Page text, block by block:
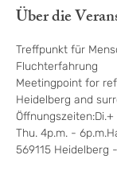
Über die
Treffpunkt für
Fluchterfahrung
Meetingpoint for
Heidelberg and
Thu. 4p.m. -
569115 Heidelberg